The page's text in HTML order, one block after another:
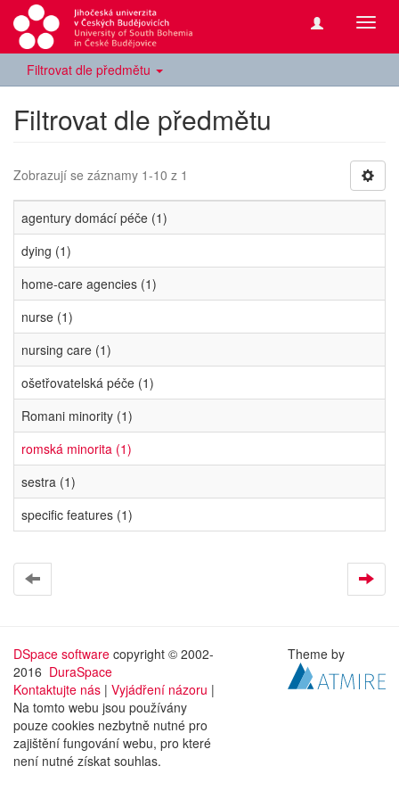
Filtrovat dle předmětu
Filtrovat dle předmětu
Zobrazují se záznamy 1-10 z 1
agentury domácí péče (1)
dying (1)
home-care agencies (1)
nurse (1)
nursing care (1)
ošetřovatelská péče (1)
Romani minority (1)
romská minorita (1)
sestra (1)
specific features (1)
DSpace software copyright © 2002-
2016 DuraSpace
Kontaktujte nás | Vyjádření názoru |
Na tomto webu jsou používány
pouze cookies nezbytně nutné pro
zajištění fungování webu, pro které
není nutné získat souhlas.
Theme by